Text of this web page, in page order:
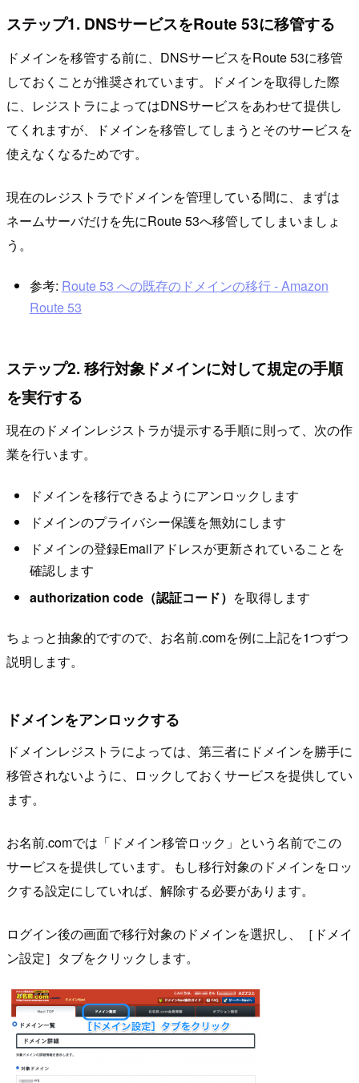
ステップ1. DNSサービスをRoute 53に移管する
ドメインを移管する前に、DNSサービスをRoute 53に移管
しておくことが推奨されています。ドメインを取得した際
に、レジストラによってはDNSサービスをあわせて提供し
てくれますが、ドメインを移管してしまうとそのサービスを
使えなくなるためです。
現在のレジストラでドメインを管理している間に、まずは
ネームサーバだけを先にRoute 53へ移管してしまいましょ
う。
参考: Route 53 への既存のドメインの移行 - Amazon
Route 53
ステップ2. 移行対象ドメインに対して規定の手順
を実行する
現在のドメインレジストラが提示する手順に則って、次の作
業を行います。
ドメインを移行できるようにアンロックします
ドメインのプライバシー保護を無効にします
ドメインの登録Emailアドレスが更新されていることを
確認します
authorization code（認証コード） を取得します
ちょっと抽象的ですので、お名前.comを例に上記を1つずつ
説明します。
ドメインをアンロックする
ドメインレジストラによっては、第三者にドメインを勝手に
移管されないように、ロックしておくサービスを提供してい
ます。
お名前.comでは「ドメイン移管ロック」という名前でこの
サービスを提供しています。もし移行対象のドメインをロッ
クする設定にしていれば、解除する必要があります。
ログイン後の画面で移行対象のドメインを選択し、［ドメイ
ン設定］タブをクリックします。